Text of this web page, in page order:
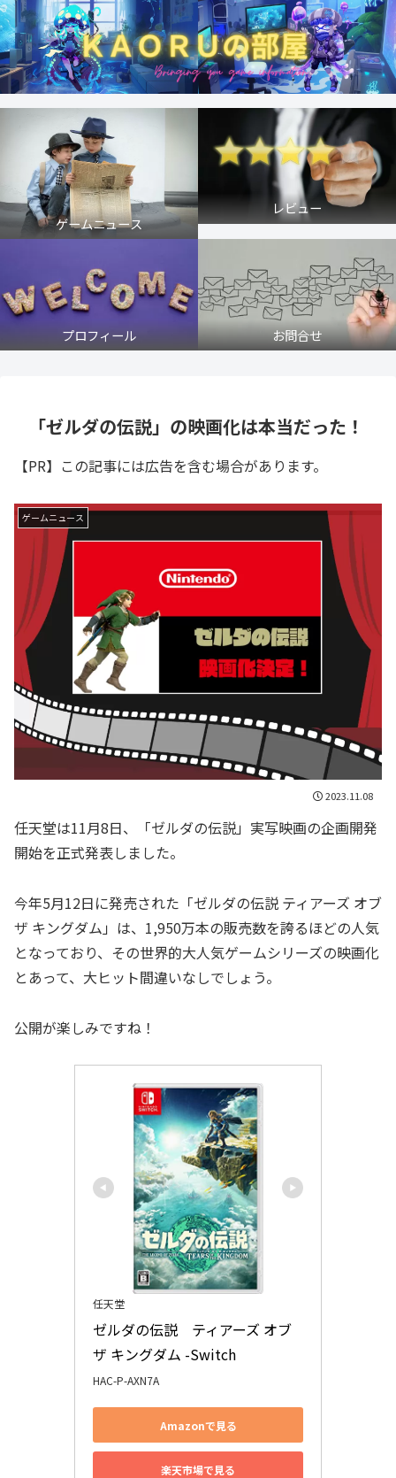
ゲームニュース
レビュー
プロフィール お問合せ
「ゼルダの伝説」の映画化は本当だった！
【PR】この記事には広告を含む場合があります。
ゲームニュース
2023.11.08
任天堂は11月8日、「ゼルダの伝説」実写映画の企画開発
開始を正式発表しました。
今年5月12日に発売された「ゼルダの伝説 ティアーズ オブ
ザ キングダム」は、1,950万本の販売数を誇るほどの人気
となっており、その世界的大人気ゲームシリーズの映画化
とあって、大ヒット間違いなしでしょう。
公開が楽しみですね！
任天堂
ゼルダの伝説　ティアーズ オブ
ザ キングダム -Switch
HAC-P-AXN7A
Amazonで見る
楽天市場で見る